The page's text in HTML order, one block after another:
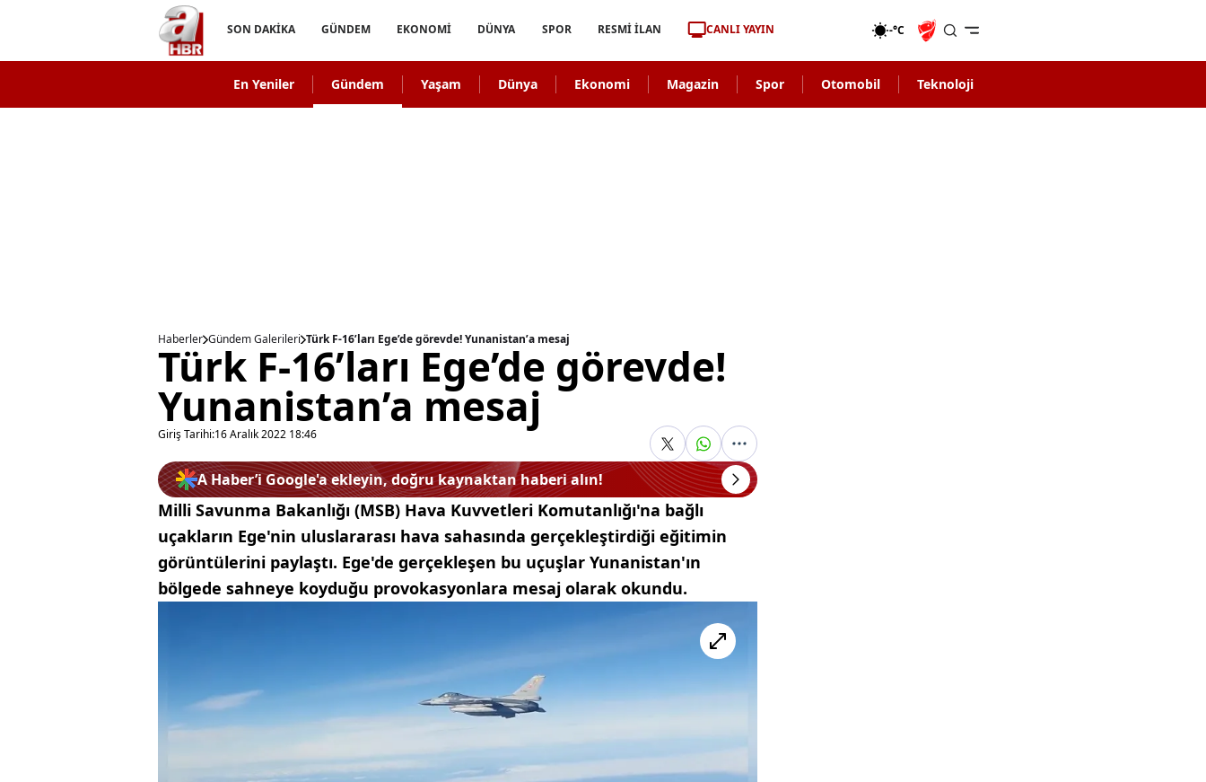
SON DAKİKA GÜNDEM EKONOMİ DÜNYA SPOR RESMİ İLAN CANLI YAYIN -°C
En Yeniler Gündem Yaşam Dünya Ekonomi Magazin Spor Otomobil Teknoloji
Haberler Gündem Galerileri Türk F-16’ları Ege’de görevde! Yunanistan’a mesaj
Türk F-16’ları Ege’de görevde!
Yunanistan’a mesaj
Giriş Tarihi:16 Aralık 2022 18:46
A Haber’i Google'a ekleyin, doğru kaynaktan haberi alın!
Milli Savunma Bakanlığı (MSB) Hava Kuvvetleri Komutanlığı'na bağlı
uçakların Ege'nin uluslararası hava sahasında gerçekleştirdiği eğitimin
görüntülerini paylaştı. Ege'de gerçekleşen bu uçuşlar Yunanistan'ın
bölgede sahneye koyduğu provokasyonlara mesaj olarak okundu.